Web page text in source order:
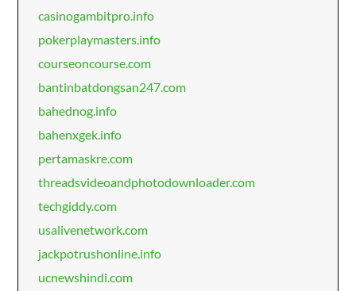
casinogambitpro.info
pokerplaymasters.info
courseoncourse.com
bantinbatdongsan247.com
bahednog.info
bahenxgek.info
pertamaskre.com
threadsvideoandphotodownloader.com
techgiddy.com
usalivenetwork.com
jackpotrushonline.info
ucnewshindi.com